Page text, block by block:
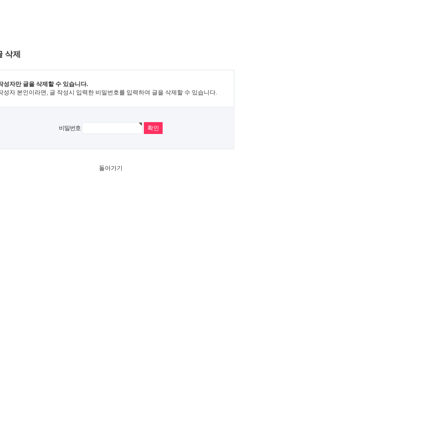
삭제
성자만 글을 삭제할 수 있습니다.
성자 본인이라면, 글 작성시 입력한 비밀번호를 입력하여 글을 삭제할 수 있습니다.
비밀번호
돌아가기